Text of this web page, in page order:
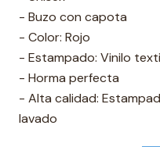
- Buzo con capota
- Color: Rojo
- Estampado: Vinilo
- Horma perfecta
- Alta calidad:
lavado